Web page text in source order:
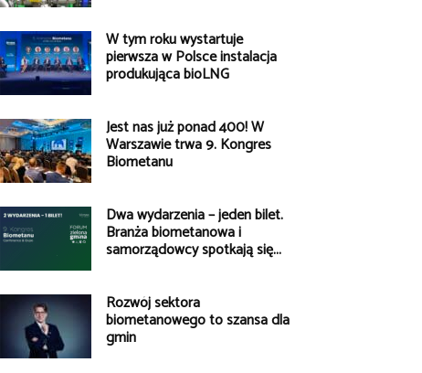
W tym roku wystartuje
pierwsza w Polsce instalacja
produkująca bioLNG
Jest nas już ponad 400! W
Warszawie trwa 9. Kongres
Biometanu
Dwa wydarzenia – jeden bilet.
Branża biometanowa i
samorządowcy spotkają się...
Rozwój sektora
biometanowego to szansa dla
gmin